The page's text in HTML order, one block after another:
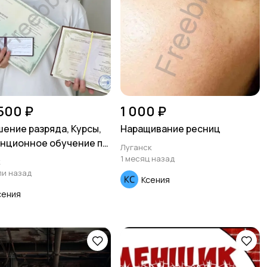
₽
разряда, Курсы,
обучение по
специальностям
назад
1 000 ₽
Наращивание ресниц
Луганск
1 месяц назад
Ксения